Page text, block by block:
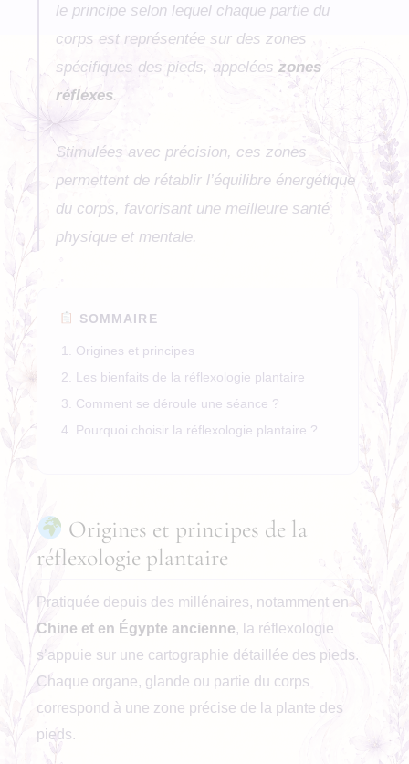
le principe selon lequel chaque partie du
corps est représentée sur des zones
spécifiques des pieds, appelées zones
réflexes.
Stimulées avec précision, ces zones
permettent de rétablir l’équilibre énergétique
du corps, favorisant une meilleure santé
physique et mentale.
SOMMAIRE
Origines et principes
Les bienfaits de la réflexologie plantaire
Comment se déroule une séance ?
Pourquoi choisir la réflexologie plantaire ?
Origines et principes de la
réflexologie plantaire
Pratiquée depuis des millénaires, notamment en
Chine et en Égypte ancienne, la réflexologie
s’appuie sur une cartographie détaillée des pieds.
Chaque organe, glande ou partie du corps
correspond à une zone précise de la plante des
pieds.